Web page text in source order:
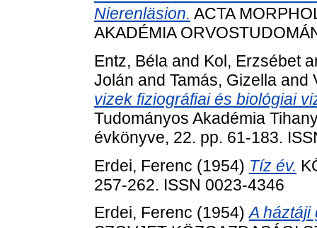
Nierenläsion. ACTA
AKADÉMIA
Entz, Béla and Kol, Erzsébet
Jolán and Tamás, Gizella and
vizek fiziográfiai és biológiai
Tudományos Akadémia
évkönyve, 22. pp. 61-183.
Erdei, Ferenc (1954) Tíz év.
257-262. ISSN 0023-4346
Erdei, Ferenc (1954)A háztáji